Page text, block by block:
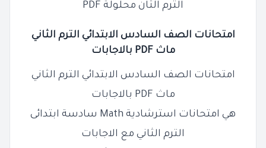
الترم الثان محلولة PDF
امتحانات الصف السادس الابتدائي الترم الثاني
ماث PDF بالاجابات
امتحانات الصف السادس الابتدائي الترم الثاني
ماث PDF بالاجابات
هي امتحانات استرشادية Math سادسة ابتدائى
الترم الثاني مع الاجابات